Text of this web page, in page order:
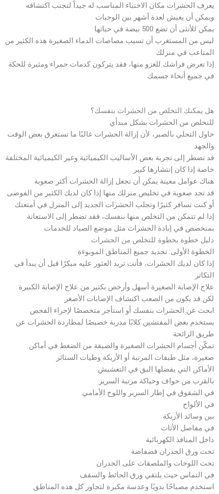
يعرف الحشرات مكان الاختباء المناسب له جيداً لتجنب اكتشافه
ويمكن أن يعيش لعدة أشهر بين الوجبات
يمكن للأنثى أن تضع 500 بيضة في حياتها
ليس من المستغرب أن تسبب مصاصات الدماء الصغيرة هذه الكثير من
المتاعب في منزلك
إذا تعرض فراشك للغزو منها، فقد يتركون كدمات حمراء ومثيرة للحكة
في جميع أنحاء جسمك
هل يمكنك التخلص من الحشرات بنفسك؟
للتخلص من الحشرات بشكل مبدأي
حاول التحلي بالصبر، لأن إزالة الحشرات غالبًا ما تستغرق بعض الوقت
والجهد
قد تضطر إلى تجربة بعض الأساليب الكيميائية وغير الكيميائية المختلفة
خاصة إذا كان إنتشارها كبير
هناك عوامل معينة يمكن أن تجعل إزالة الحشرات أكثر صعوبة
قد تجد صعوبة في تخليص منزلك منها إذا كان لديك الكثير من الفوضى
أو كنت تسافر كثيرًا وتجلب الحشرات الجديد إلى المنزل في أمتعتك
إذا لم تتمكن من التخلص منها بنفسك، فقد تضطر إلى الاستعانة
بمتخصص في إبادة الحشرات مثل موضع الصياد للخدمات
دليل خطوة بخطوة للتخلص من الحشرات
الخطوة الأولى: تحديد جميع المناطق الموبوءة
إذا كان لديك الحشرات، فأنت تريد العثور عليه مبكرًا قبل أن يبدأ في
التكاثر
علاج الإصابة الصغيرة أسهل وأرخص بكثير من علاج الإصابة الكبيرة
لكن قد يكون من الصعب اكتشاف الإصابات الأصغر
ابحث عن الحشرات بنفسك أو استأجر متخصصًا لإجراء الفحص
يستخدم بعض المفتشين كلابًا مدربة خصيصًا لمطاردة الحشرات عن
طريق الرائحة
تمكّن أجسام الحشرات الصغيرة والضيقة من الضغط في أماكن
صغيرة، مثل طبقات المرتبة أو الأريكة وطيات الستائر
الأماكن التي يفضلها البق في التعشيش
بالقرب من حواف وحياكة مرتبة السرير
في الشقوق في إطار السرير واللوح الأمامي
في الألواح
بين وسائد الأريكة
في مفاصل الأثاث
داخل المنافذ الكهربائية
تحت ورق الجدران فضفاضة
تحت اللوحات والملصقات على الجدران
في التماس حيث يلتقي ورق الحائط والسقف
استخدم مصباحًا يدويًا وعدسة مكبرة لتجاوز كل هذه المناطق